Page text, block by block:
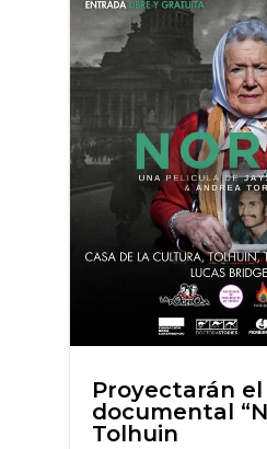
Proyectarán el
documental
Tolhuin